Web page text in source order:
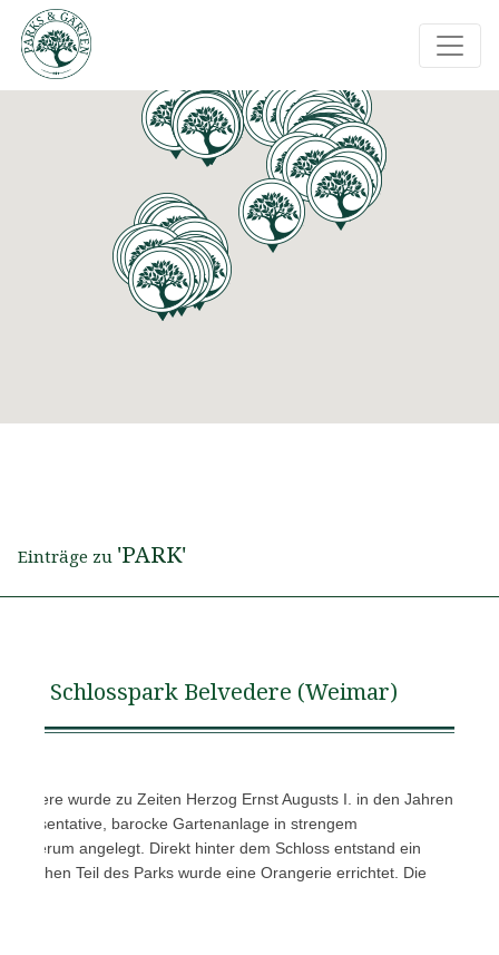
Einträge zu 'PARK'
Schlosspark Belvedere (Weimar)
wurde zu Zeiten Herzog Ernst Augusts I. in den Jahren
barocke Gartenanlage in strengem
herum angelegt. Direkt hinter dem Schloss entstand ein
Teil des Parks wurde eine Orangerie errichtet. Die